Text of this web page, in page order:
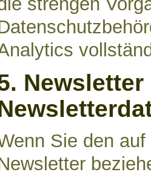
Newsletter
Sie den